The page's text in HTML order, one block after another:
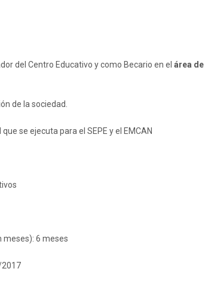
del Centro Educativo y como Becario en elárea
de la sociedad.
se ejecuta para el SEPE y el EMCAN
meses): 6 meses
2017